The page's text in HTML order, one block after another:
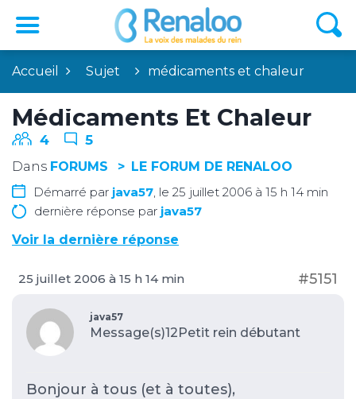
Accueil Sujet médicaments et chaleur
Médicaments Et Chaleur
4 5
Dans FORUMS
LE FORUM DE RENALOO
Démarré par java57 , le 25 juillet 2006 à 15 h 14 min
dernière réponse par java57
Voir la dernière réponse
25 juillet 2006 à 15 h 14 min #5151
java57
Message(s)12Petit rein débutant
Bonjour à tous (et à toutes),